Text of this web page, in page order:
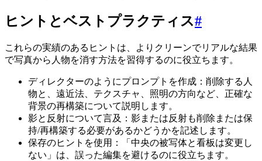
ヒントとベストプラクティス#
これらの実績のあるヒントは、よりクリーンでリアルな結果
で写真から人物を消す方法を習得するのに役立ちます。
ディレクターのようにプロンプトを作成：削除する人
物と、遠近法、テクスチャ、照明の方向など、正確な
背景の再構築について説明します。
影と反射について言及：影または反射も削除または保
持/再構築する必要があるかどうかを記述します。
保存のヒントを使用：「中央の被写体と看板は変更し
ない」は、誤った編集を避けるのに役立ちます。